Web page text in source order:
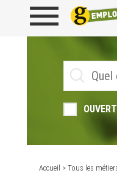
Accueil > Tous les